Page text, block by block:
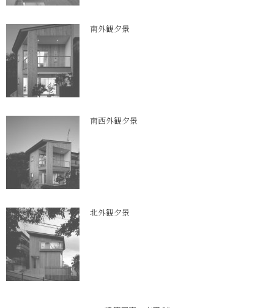
南外観夕景
南西外観夕景
北外観夕景